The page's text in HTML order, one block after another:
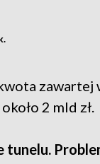
zawartej
2 mld zł.
tunelu.